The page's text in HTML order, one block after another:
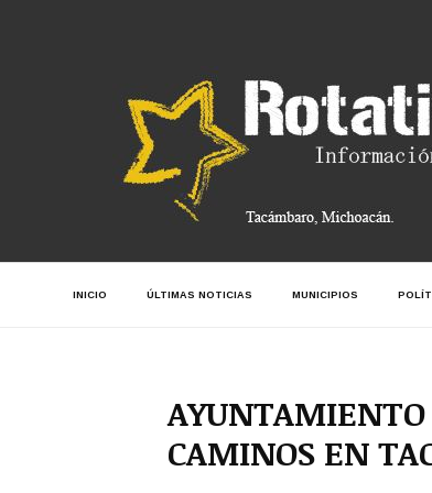
INICIO ÚLTIMAS NOTICIAS MUNICIPIOS
AYUNTAMIENTO
CAMINOS EN